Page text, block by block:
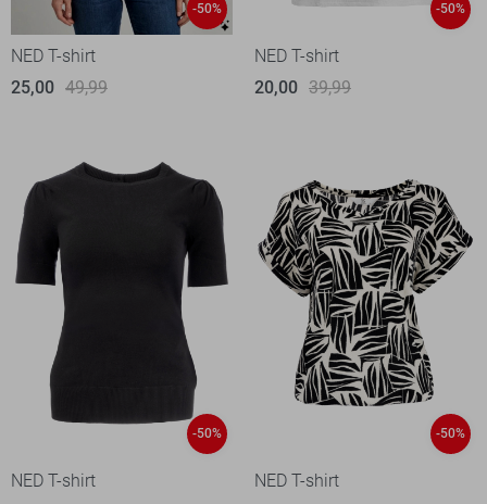
-50%
NED T-shirt
25,00 49,99
-50%
NED T-shirt
20,00 39,99
-50%
NED T-shirt
-50%
NED T-shirt